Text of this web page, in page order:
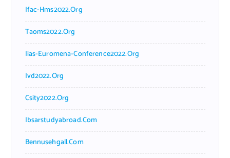
Ifac-Hms2022.org
Taoms2022.org
Iias-Euromena-Conference2022.org
Ivd2022.org
Csity2022.org
Ibsarstudyabroad.com
Bennusehgall.com